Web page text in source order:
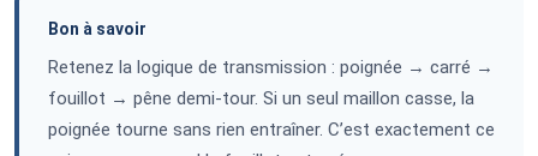
Bon à savoir
Retenez la logique de transmission : poignée → carré →
fouillot → pêne demi-tour. Si un seul maillon casse, la
poignée tourne sans rien entraîner. C’est exactement ce